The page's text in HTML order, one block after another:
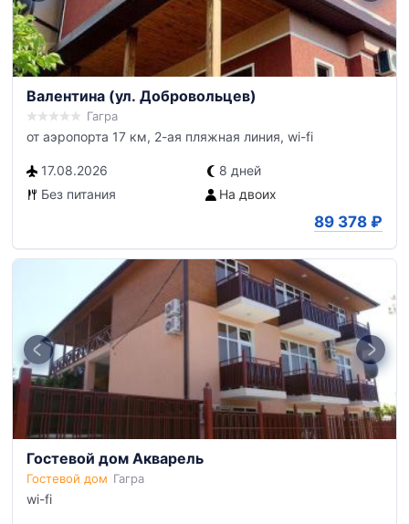
Валентина (ул. Добровольцев)
Гагра
от аэропорта 17 км, 2-ая пляжная линия, wi-fi
17.08.2026
8 дней
Без питания
На двоих
89 378 ₽
Гостевой дом Акварель
Гостевой дом Гагра
wi-fi